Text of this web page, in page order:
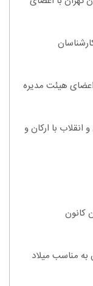
هیئت مدیره
با ارکان و
کانون
به مناسب میلاد